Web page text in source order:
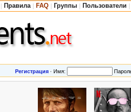
Правила FAQ Группы Пользователи
Регистрация · Имя: